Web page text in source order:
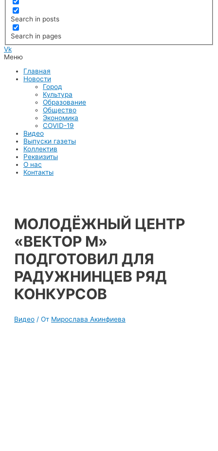
Search in posts
Search in pages
Vk
Меню
Главная
Новости
Город
Культура
Образование
Общество
Экономика
COVID-19
Видео
Выпуски газеты
Коллектив
Реквизиты
О нас
Контакты
МОЛОДЁЖНЫЙ ЦЕНТР
«ВЕКТОР М»
ПОДГОТОВИЛ ДЛЯ
РАДУЖНИНЦЕВ РЯД
КОНКУРСОВ
Видео / От Мирослава Акинфиева